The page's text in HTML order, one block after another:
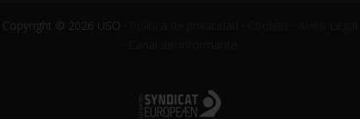
Copyright © 2026 USO ·